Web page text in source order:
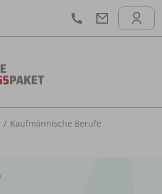
Kaufmännische Berufe